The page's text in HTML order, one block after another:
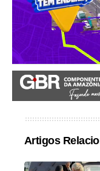
Artigos